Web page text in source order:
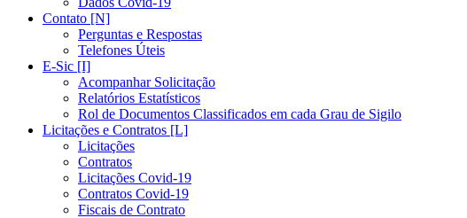
Contato [N]
Perguntas e Respostas
Telefones Úteis
E-Sic [I]
Acompanhar Solicitação
Relatórios Estatísticos
Rol de Documentos Classificados em cada Grau de Sigilo
Licitações e Contratos [L]
Licitações
Contratos
Licitações Covid-19
Contratos Covid-19
Fiscais de Contrato